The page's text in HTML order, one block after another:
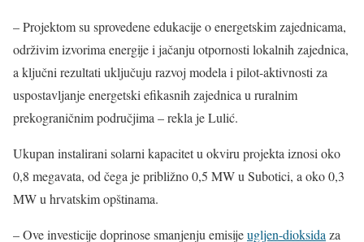
– Projektom su sprovedene edukacije o energetskim zajednicama,
održivim izvorima energije i jačanju otpornosti lokalnih zajednica,
a ključni rezultati uključuju razvoj modela i pilot-aktivnosti za
uspostavljanje energetski efikasnih zajednica u ruralnim
prekograničnim područjima – rekla je Lulić.
Ukupan instalirani solarni kapacitet u okviru projekta iznosi oko
0,8 megavata, od čega je približno 0,5 MW u Subotici, a oko 0,3
MW u hrvatskim opštinama.
– Ove investicije doprinose smanjenju emisijeugljen-dioksida za